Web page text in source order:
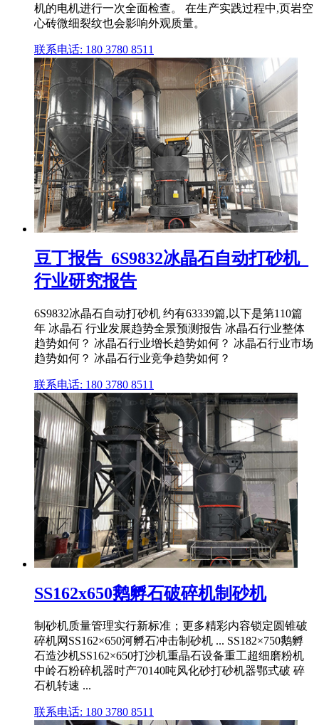
机的电机进行一次全面检查。 在生产实践过程中,页岩空
心砖微细裂纹也会影响外观质量。
联系电话: 180 3780 8511
豆丁报告_6S9832冰晶石自动打砂机_
行业研究报告
6S9832冰晶石自动打砂机 约有63339篇,以下是第110篇
年 冰晶石 行业发展趋势全景预测报告 冰晶石行业整体
趋势如何？ 冰晶石行业增长趋势如何？ 冰晶石行业市场
趋势如何？ 冰晶石行业竞争趋势如何？
联系电话: 180 3780 8511
SS162x650鹅孵石破碎机制砂机
制砂机质量管理实行新标准；更多精彩内容锁定圆锥破
碎机网SS162×650河孵石冲击制砂机 ... SS182×750鹅孵
石造沙机SS162×650打沙机重晶石设备重工超细磨粉机
中岭石粉碎机器时产70140吨风化砂打砂机器鄂式破 碎
石机转速 ...
联系电话: 180 3780 8511